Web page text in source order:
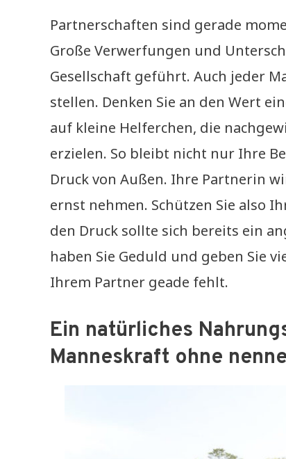
Partnerschaften sind gerade
Große Verwerfungen und
Gesellschaft geführt. Auch jeder
stellen. Denken Sie an den Wert
auf kleine Helferchen, die
erzielen. So bleibt nicht nur Ihre
Druck von Außen. Ihre Partnerin
ernst nehmen. Schützen Sie also
den Druck sollte sich bereits ein
haben Sie Geduld und geben Sie
Ihrem Partner geade fehlt.
Ein natürliches
Manneskraft ohne